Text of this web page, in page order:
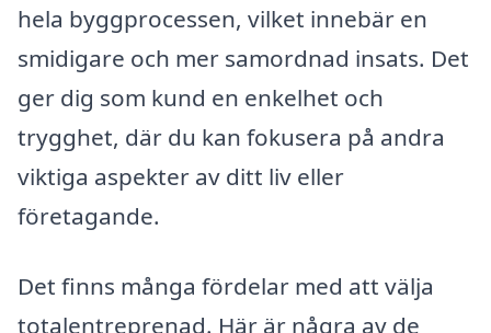
hela byggprocessen, vilket innebär en
smidigare och mer samordnad insats. Det
ger dig som kund en enkelhet och
trygghet, där du kan fokusera på andra
viktiga aspekter av ditt liv eller
företagande.
Det finns många fördelar med att välja
totalentreprenad. Här är några av de